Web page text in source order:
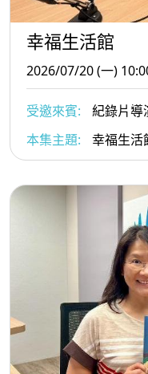
幸福生活館
2026/07/20 (一)
受邀來賓:
紀錄片導
本集主題:
幸福生活